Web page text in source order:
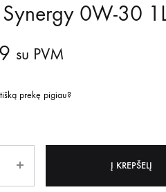
Synergy 0W-30
su PVM
prekę pigiau?
Į KREPŠELĮ